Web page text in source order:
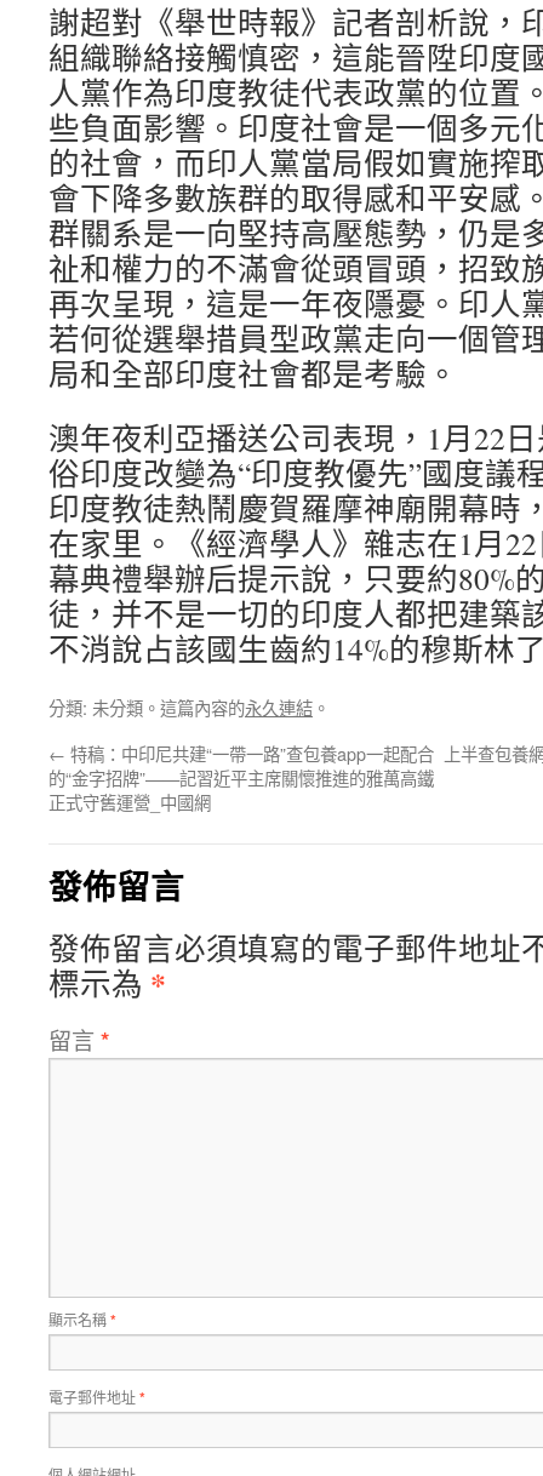
謝超對《舉世時報》記者剖析說，
組織聯絡接觸慎密，這能晉陞印度
人黨作為印度教徒代表政黨的位置
些負面影響。印度社會是一個多元
的社會，而印人黨當局假如實施搾
會下降多數族群的取得感和平安感
群關系是一向堅持高壓態勢，仍是
祉和權力的不滿會從頭冒頭，招致
再次呈現，這是一年夜隱憂。印人
若何從選舉措員型政黨走向一個管
局和全部印度社會都是考驗。
澳年夜利亞播送公司表現，1月22
俗印度改變為“印度教優先”國度議
印度教徒熱鬧慶賀羅摩神廟開幕時
在家里。《經濟學人》雜志在1月
幕典禮舉辦后提示說，只要約80%
徒，并不是一切的印度人都把建築
不消說占該國生齒約14%的穆斯林
分類: 未分類。這篇內容的永久連結 。
← 特稿：中印尼共建“一帶一路”查包養app一起配合
的“金字招牌”——記習近平主席關懷推進的雅萬高鐵
正式守舊運營_中國網
上半查包養
發佈留言
發佈留言必須填寫的電子郵件地址
標示為 *
留言 *
顯示名稱*
電子郵件地址*